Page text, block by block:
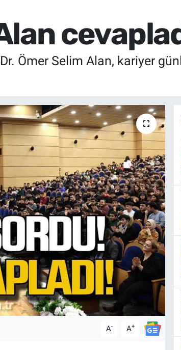
Ömer Selim Alan, kariyer
A- A+